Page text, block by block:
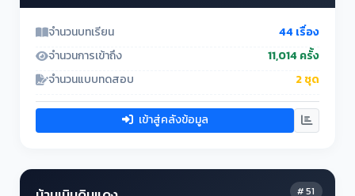
จำนวนบทเรียน
44 เรื่อง
จำนวนการเข้าถึง
11,014 ครั้ง
จำนวนแบบทดสอบ
2 ชุด
เข้าสู่คลังข้อมูล
# 51